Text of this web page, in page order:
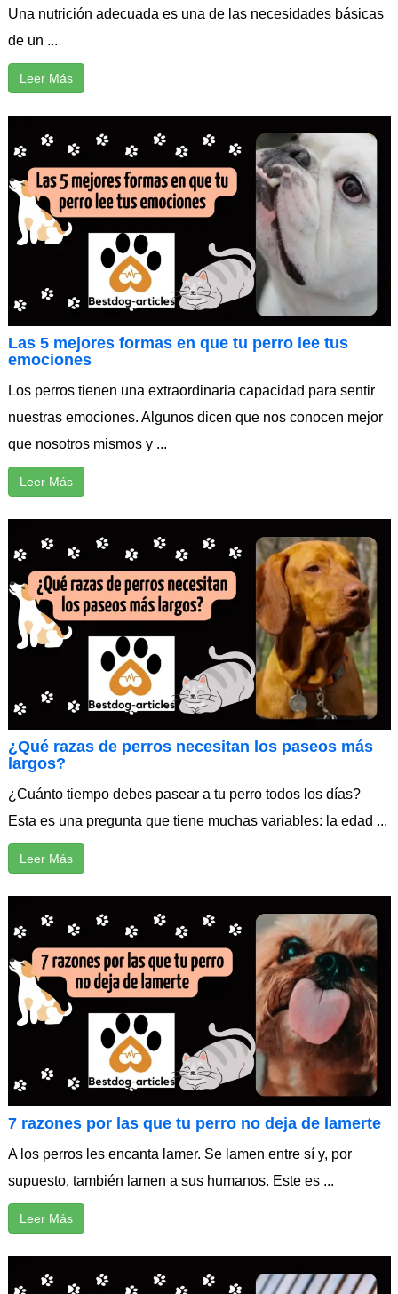
Una nutrición adecuada es una de las necesidades básicas
de un ...
Leer Más
Las 5 mejores formas en que tu perro lee tus
emociones
Los perros tienen una extraordinaria capacidad para sentir
nuestras emociones. Algunos dicen que nos conocen mejor
que nosotros mismos y ...
Leer Más
¿Qué razas de perros necesitan los paseos más
largos?
¿Cuánto tiempo debes pasear a tu perro todos los días?
Esta es una pregunta que tiene muchas variables: la edad ...
Leer Más
7 razones por las que tu perro no deja de lamerte
A los perros les encanta lamer. Se lamen entre sí y, por
supuesto, también lamen a sus humanos. Este es ...
Leer Más